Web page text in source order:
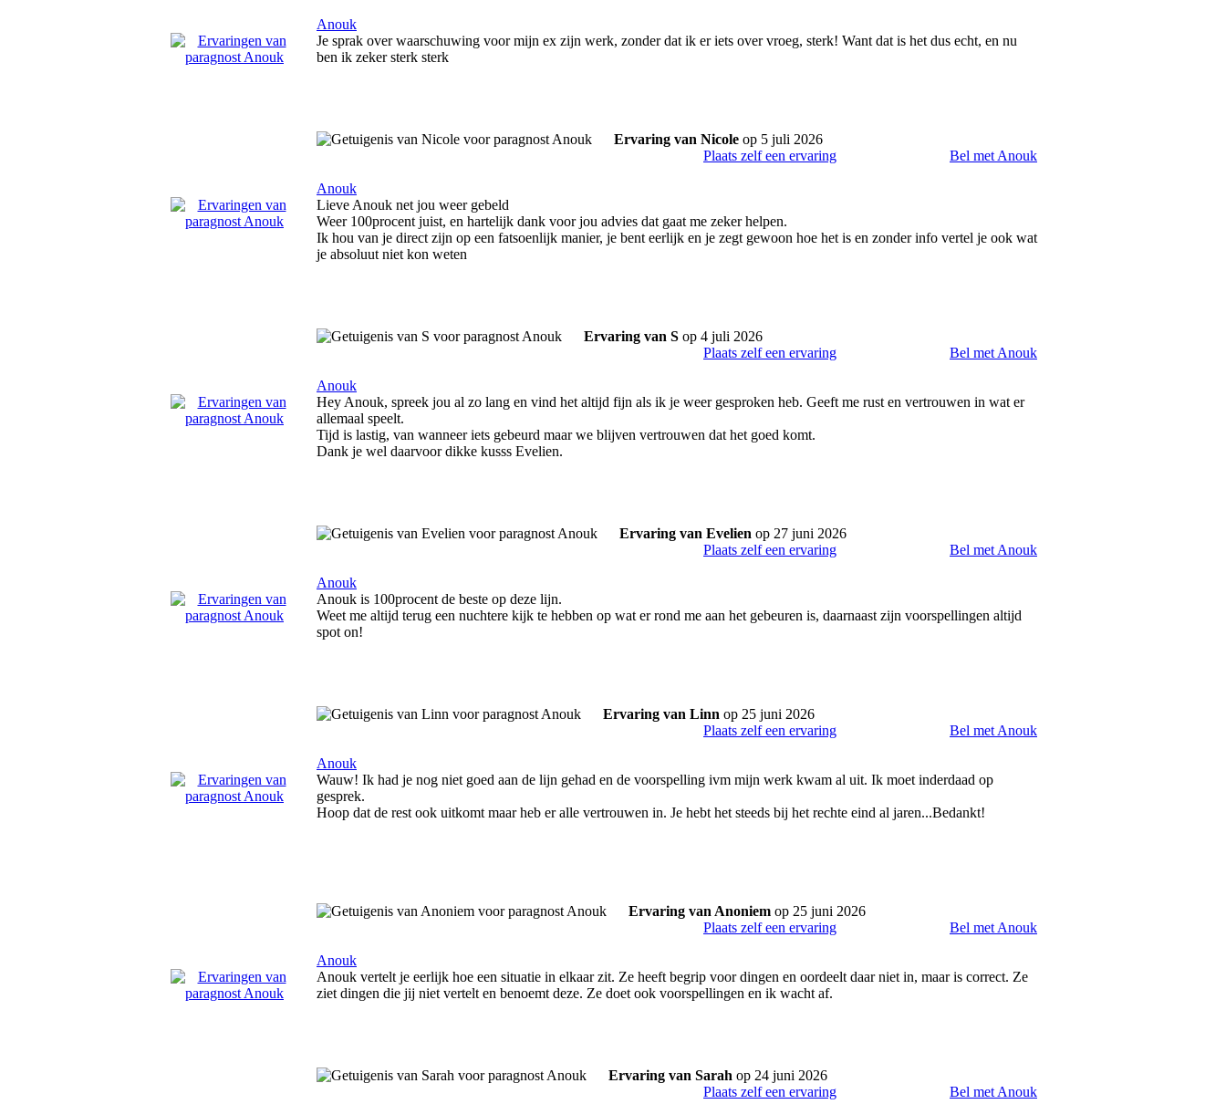
Anouk
Je sprak over waarschuwing voor mijn ex zijn werk, zonder dat ik er iets over vroeg, sterk! Want dat is het dus echt, en nu
ben ik zeker sterk sterk
Ervaring van Nicole op 5 juli 2026
Plaats zelf een ervaring
Bel met Anouk
Anouk
Lieve Anouk net jou weer gebeld
Weer 100procent juist, en hartelijk dank voor jou advies dat gaat me zeker helpen.
Ik hou van je direct zijn op een fatsoenlijk manier, je bent eerlijk en je zegt gewoon hoe het is en zonder info vertel je ook wat
je absoluut niet kon weten
Ervaring van S op 4 juli 2026
Plaats zelf een ervaring
Bel met Anouk
Anouk
Hey Anouk, spreek jou al zo lang en vind het altijd fijn als ik je weer gesproken heb. Geeft me rust en vertrouwen in wat er
allemaal speelt.
Tijd is lastig, van wanneer iets gebeurd maar we blijven vertrouwen dat het goed komt.
Dank je wel daarvoor dikke kusss Evelien.
Ervaring van Evelien op 27 juni 2026
Plaats zelf een ervaring
Bel met Anouk
Anouk
Anouk is 100procent de beste op deze lijn.
Weet me altijd terug een nuchtere kijk te hebben op wat er rond me aan het gebeuren is, daarnaast zijn voorspellingen altijd
spot on!
Ervaring van Linn op 25 juni 2026
Plaats zelf een ervaring
Bel met Anouk
Anouk
Wauw! Ik had je nog niet goed aan de lijn gehad en de voorspelling ivm mijn werk kwam al uit. Ik moet inderdaad op
gesprek.
Hoop dat de rest ook uitkomt maar heb er alle vertrouwen in. Je hebt het steeds bij het rechte eind al jaren...Bedankt!
Ervaring van Anoniem op 25 juni 2026
Plaats zelf een ervaring
Bel met Anouk
Anouk
Anouk vertelt je eerlijk hoe een situatie in elkaar zit. Ze heeft begrip voor dingen en oordeelt daar niet in, maar is correct. Ze
ziet dingen die jij niet vertelt en benoemt deze. Ze doet ook voorspellingen en ik wacht af.
Ervaring van Sarah op 24 juni 2026
Plaats zelf een ervaring
Bel met Anouk